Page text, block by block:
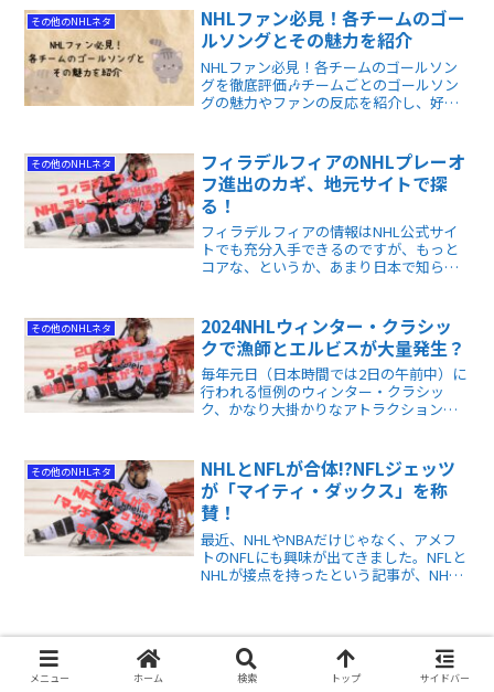
その他のNHLネタ
NHLファン必見！各チームのゴー
ルソングとその魅力を紹介
NHLファン必見！各チームのゴールソン
グを徹底評価🎶チームごとのゴールソン
グの魅力やファンの反応を紹介し、好き
その他のNHLネタ
フィラデルフィアのNHLプレーオ
フ進出のカギ、地元サイトで探
る！
フィラデルフィアの情報はNHL公式サイ
トでも充分入手できるのですが、もっと
コアな、というか、あまり日本で知られ
サイトに出会いました！
その他のNHLネタ
2024NHLウィンター・クラシッ
クで漁師とエルビスが大量発生？
毎年元日（日本時間では2日の午前中）に
行われる恒例のウィンター・クラシッ
ク、かなり大掛かりなアトラクションや
今回は、数あるイベントを紹介したいと
思います。
その他のNHLネタ
NHLとNFLが合体!?NFLジェッツ
が「マイティ・ダックス」を称
賛！
最近、NHLやNBAだけじゃなく、アメフ
トのNFLにも興味が出てきました。NFLと
NHLが接点を持ったという記事が、NHL
メニュー ホーム 検索 トップ サイドバー